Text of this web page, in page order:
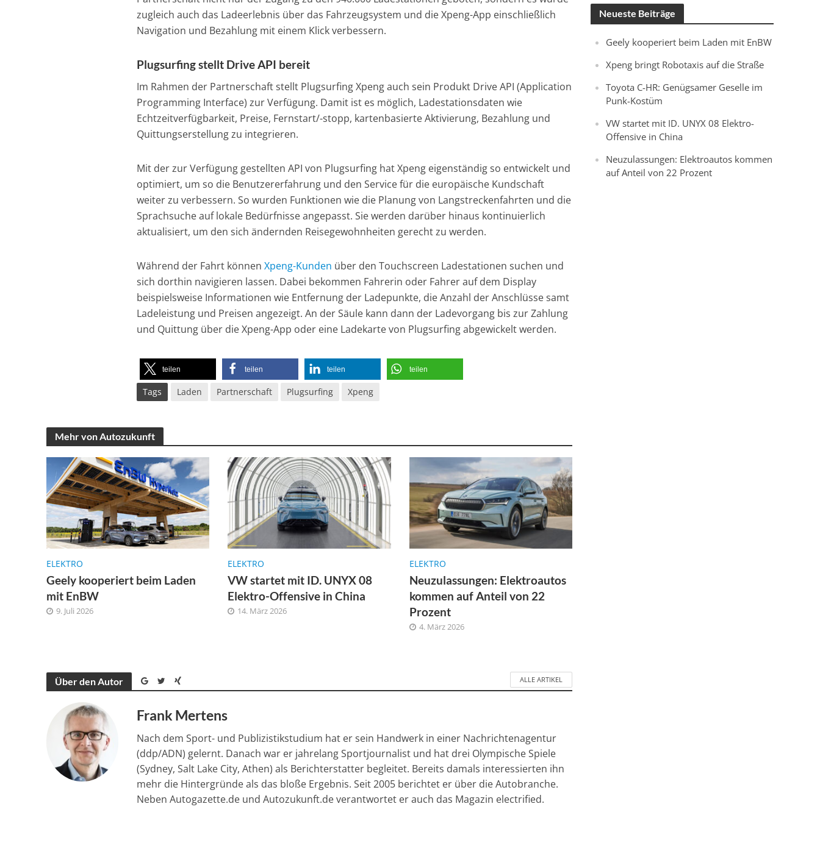
zugleich auch das Ladeerlebnis über das Fahrzeugsystem und die Xpeng-App einschließlich
Navigation und Bezahlung mit einem Klick verbessern.
Plugsurfing stellt Drive API bereit
Im Rahmen der Partnerschaft stellt Plugsurfing Xpeng auch sein Produkt Drive API (Application
Programming Interface) zur Verfügung. Damit ist es möglich, Ladestationsdaten wie
Echtzeitverfügbarkeit, Preise, Fernstart/-stopp, kartenbasierte Aktivierung, Bezahlung und
Quittungserstellung zu integrieren.
Mit der zur Verfügung gestellten API von Plugsurfing hat Xpeng eigenständig so entwickelt und
optimiert, um so die Benutzererfahrung und den Service für die europäische Kundschaft
weiter zu verbessern. So wurden Funktionen wie die Planung von Langstreckenfahrten und die
Sprachsuche auf lokale Bedürfnisse angepasst. Sie werden darüber hinaus kontinuierlich
aktualisiert, um den sich ändernden Reisegewohnheiten gerecht zu werden.
Während der Fahrt könnenXpeng-Kunden über den Touchscreen Ladestationen suchen und
sich dorthin navigieren lassen. Dabei bekommen Fahrerin oder Fahrer auf dem Display
beispielsweise Informationen wie Entfernung der Ladepunkte, die Anzahl der Anschlüsse samt
Ladeleistung und Preisen angezeigt. An der Säule kann dann der Ladevorgang bis zur Zahlung
und Quittung über die Xpeng-App oder eine Ladekarte von Plugsurfing abgewickelt werden.
teilen teilen teilen teilen
Tags Laden Partnerschaft Plugsurfing Xpeng
Mehr von Autozukunft
ELEKTRO
Geely kooperiert beim Laden
mit EnBW
9. Juli 2026
ELEKTRO
VW startet mit ID. UNYX 08
Elektro-Offensive in China
14. März 2026
ELEKTRO
Neuzulassungen: Elektroautos
kommen auf Anteil von 22
Prozent
4. März 2026
Über den Autor ALLE ARTIKEL
Frank Mertens
Nach dem Sport- und Publizistikstudium hat er sein Handwerk in einer Nachrichtenagentur
(ddp/ADN) gelernt. Danach war er jahrelang Sportjournalist und hat drei Olympische Spiele
(Sydney, Salt Lake City, Athen) als Berichterstatter begleitet. Bereits damals interessierten ihn
mehr die Hintergründe als das bloße Ergebnis. Seit 2005 berichtet er über die Autobranche.
Neben Autogazette.de und Autozukunft.de verantwortet er auch das Magazin electrified.
Neueste Beiträge
Geely kooperiert beim Laden mit EnBW
Xpeng bringt Robotaxis auf die Straße
Toyota C-HR: Genügsamer Geselle im
Punk-Kostüm
VW startet mit ID. UNYX 08 Elektro-
Offensive in China
Neuzulassungen: Elektroautos kommen
auf Anteil von 22 Prozent